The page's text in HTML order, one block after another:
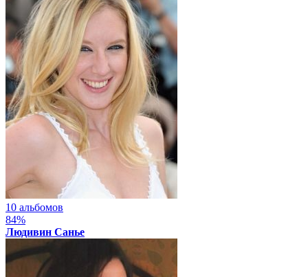
10 альбомов
84%
Людивин Санье